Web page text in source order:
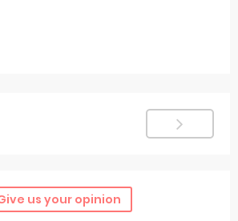
us your opinion